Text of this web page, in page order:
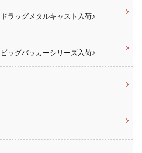
ラッグメタルキャスト入荷♪
ッグバッカーシリーズ入荷♪